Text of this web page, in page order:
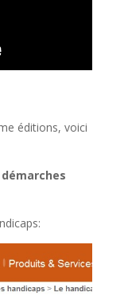
éditions, voici